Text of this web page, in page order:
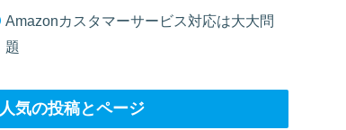
Amazonカスタマーサービス対応は大大問
題
人気の投稿とページ